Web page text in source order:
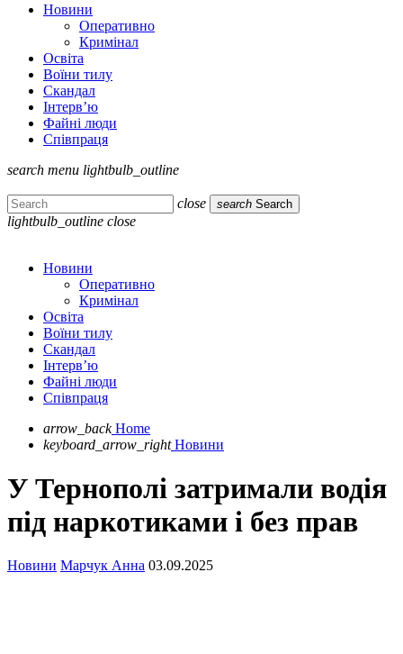
Новини
Оперативно
Кримінал
Освіта
Воїни тилу
Скандал
Інтерв’ю
Файні люди
Співпраця
search menu lightbulb_outline
close search Search
lightbulb_outline close
Новини
Оперативно
Кримінал
Освіта
Воїни тилу
Скандал
Інтерв’ю
Файні люди
Співпраця
arrow_back Home
keyboard_arrow_right Новини
У Тернополі затримали водія
під наркотиками і без прав
Новини Марчук Анна 03.09.2025